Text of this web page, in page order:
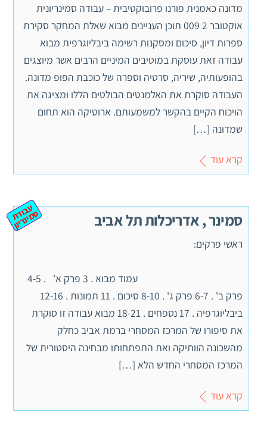
מדונה כאמנית פורנו פרובוקטיבית – עבודה סמינריונית
אוקטובר 2 009 תוכן העניינים מבוא שאלת המחקר סקירת
ספרות דיון, סיכום ומסקנות רשימה ביבליוגרפית מבוא
עבודה זאת עוסקת במוטיבים המיניים הרבים אשר מיוצגים
בהופעותיה, שיריה, סרטיה וספרה של כוכבת הפופ מדונה.
העבודה סוקרת את האלמנטים הבולטים הללו ומציגה את
הויכוח הקיים בהקשר למשמעותם. ארוטיקה הוא תחום
שמדונה […]
קרא עוד
סמינר , אדריכלות תל אביב ע
ב
וד
ת
ס
מ
ינ
ר
יון
ראשי פרקים:
עמוד מבוא . 3 פרק א' . 4-5
פרק ב' . 6-7 פרק ג' . 8-10 סיכום . 11 תמונות . 12-16
ביבליוגרפיה . 17 נספחים . 18-21 מבוא עבודה זו סוקרת
את סיפורו של המרכז המסחרי ברמת אביב כחלק
מהשכונה הוותיקה ואת התפתחותו מבחינה היסטורית של
המרכז המסחרי החדש הלא […]
קרא עוד